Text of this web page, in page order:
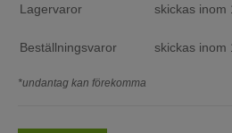
Lagervaror skickas inom
Beställningsvaror skickas inom
*undantag kan förekomma